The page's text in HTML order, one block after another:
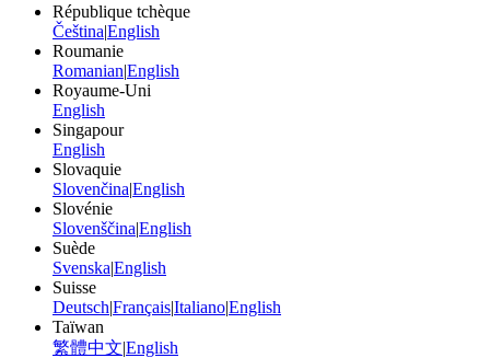
République tchèque
Čeština|English
Roumanie
Romanian|English
Royaume-Uni
English
Singapour
English
Slovaquie
Slovenčina|English
Slovénie
Slovenščina|English
Suède
Svenska|English
Suisse
Deutsch|Français|Italiano|English
Taïwan
繁體中文|English